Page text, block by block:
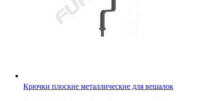
Крючки плоские металлические для вешалок